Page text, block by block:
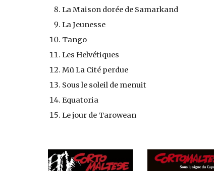
La Maison dorée de Samarkand
La Jeunesse
Tango
Les Helvétiques
Mū La Cité perdue
Sous le soleil de menuit
Equatoria
Le jour de Tarowean